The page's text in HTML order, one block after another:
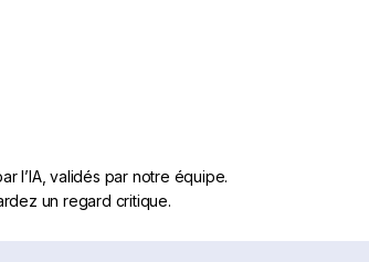
l’IA, validés par notre équipe.
un regard critique.